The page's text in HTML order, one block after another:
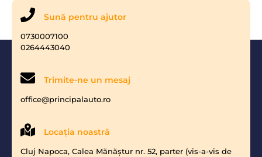
Sună pentru ajutor
0730007100
0264443040
Trimite-ne un mesaj
office@principalauto.ro
Locaţia noastră
Cluj Napoca, Calea Mănăştur nr. 52, parter (vis-a-vis de